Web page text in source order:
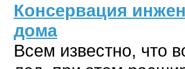
Консервация
дома
Всем известно, что